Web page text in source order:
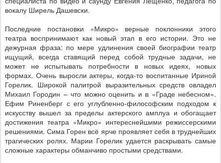
вокалу Ширель Дашевски.
Последние постановки «Микро» верные поклонники этого
театра воспринимают как новый этап в его истории. Это не
дежурная фраза: по мере удлинения своей биографии театр
ищущий, всегда ставящий перед собой трудные задачи, не
может не испытывать потребности в новых идеях, новых
формах. Очень выросли актеры, когда-то воспитанные Ириной
Горелик. Широкой палитрой выразительных средств овладел
Михаил Городин – что можно оценить и в «Граде небесном».
Ефим Риненберг с его углубленно-философским подходом к
искусству вышел за пределы актерского амплуа и обогащает
достижения театра «Микро» интереснейшими режиссерскими
решениями. Сима Горен всё ярче проявляет себя в труднейших
трагических ролях. Марии Горелик удается раскрывать самые
сложные характеры обманчиво простыми средствами.